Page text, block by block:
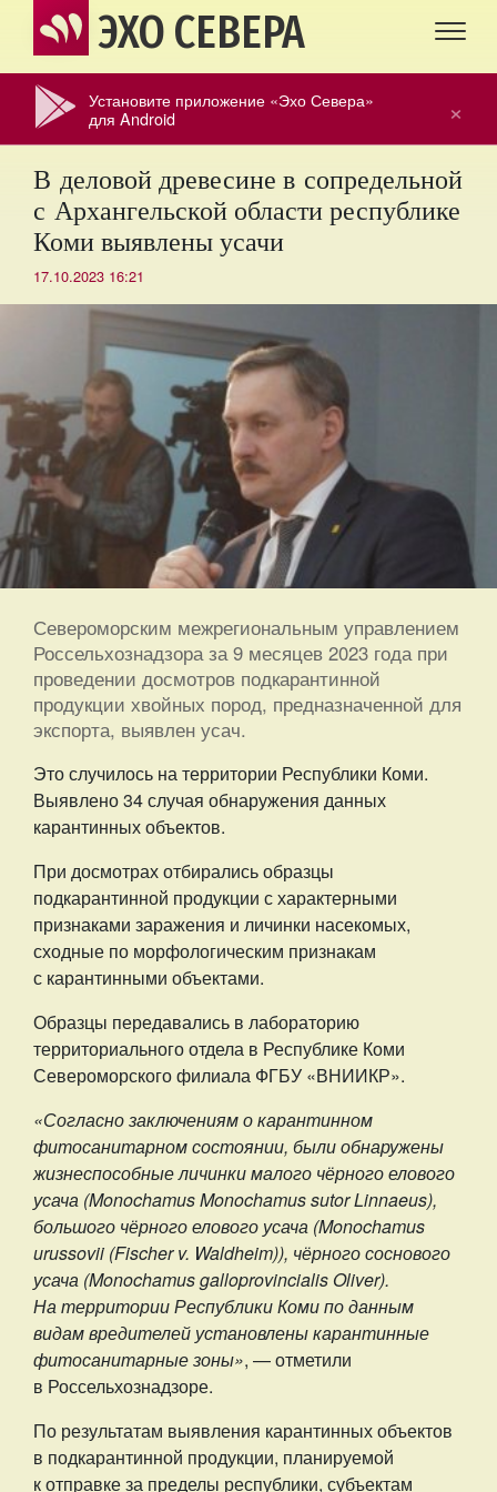
ЭХО СЕВЕРА
×
Установите приложение «Эхо Севера»
для Android
В деловой древесине в сопредельной
с Архангельской области республике
Коми выявлены усачи
17.10.2023 16:21
Североморским межрегиональным управлением
Россельхознадзора за 9 месяцев 2023 года при
проведении досмотров подкарантинной
продукции хвойных пород, предназначенной для
экспорта, выявлен усач.
Это случилось на территории Республики Коми.
Выявлено 34 случая обнаружения данных
карантинных объектов.
При досмотрах отбирались образцы
подкарантинной продукции с характерными
признаками заражения и личинки насекомых,
сходные по морфологическим признакам
с карантинными объектами.
Образцы передавались в лабораторию
территориального отдела в Республике Коми
Североморского филиала ФГБУ «ВНИИКР».
«Согласно заключениям о карантинном
фитосанитарном состоянии, были обнаружены
жизнеспособные личинки малого чёрного елового
усача (Monochamus Monochamus sutor Linnaeus),
большого чёрного елового усача (Monochamus
urussovii (Fischer v. Waldheim)), чёрного соснового
усача (Monochamus galloprovincialis Oliver).
На территории Республики Коми по данным
видам вредителей установлены карантинные
фитосанитарные зоны», — отметили
в Россельхознадзоре.
По результатам выявления карантинных объектов
в подкарантинной продукции, планируемой
к отправке за пределы республики, субъектам